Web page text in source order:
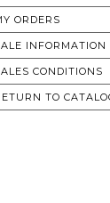
ORDERS
INFORMATION
CONDITIONS
TO